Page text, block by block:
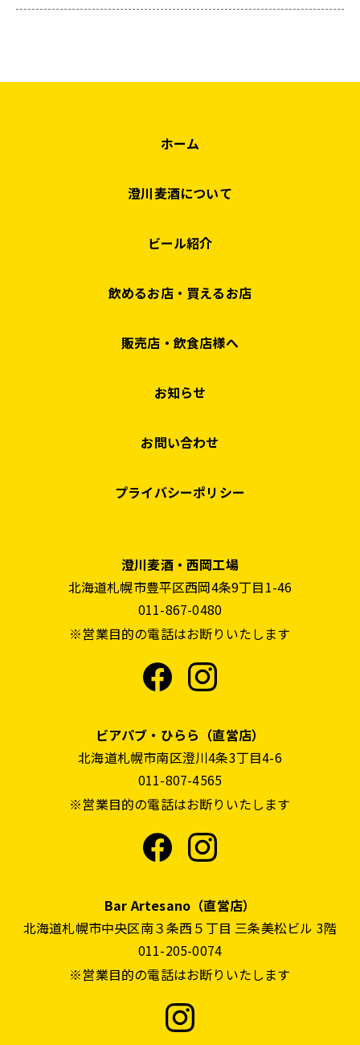
ホーム
澄川麦酒について
ビール紹介
飲めるお店・買えるお店
販売店・飲食店様へ
お知らせ
お問い合わせ
プライバシーポリシー
澄川麦酒・西岡工場
北海道札幌市豊平区西岡4条9丁目1-46
011-867-0480
※営業目的の電話はお断りいたします
ビアパブ・ひらら（直営店）
北海道札幌市南区澄川4条3丁目4-6
011-807-4565
※営業目的の電話はお断りいたします
Bar Artesano（直営店）
北海道札幌市中央区南３条西５丁目 三条美松ビル 3階
011-205-0074
※営業目的の電話はお断りいたします